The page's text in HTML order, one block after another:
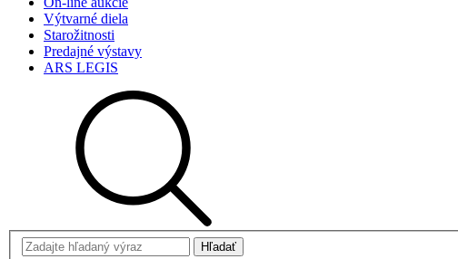
Výtvarné diela
Starožitnosti
Predajné výstavy
ARS LEGIS